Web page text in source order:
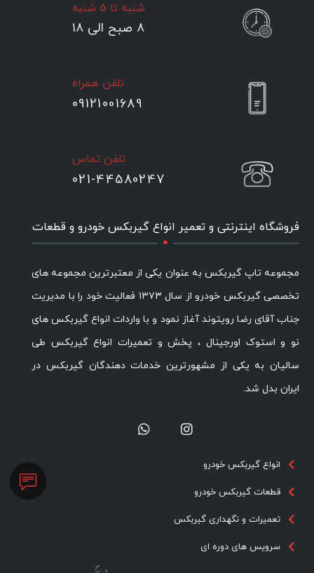
شنبه تا ۵ شنبه
۸ صبح الی ۱۸
تلفن همراه
09121001689
تلفن تماس
021-44580247
فروشگاه اینترنتی و تعمیر انواع گیربکس خودرو و قطعات
.
مجموعه تاپ گیربکس به عنوان یکی از معتبرترین مجموعه های
تخصصی گیربکس خودرو از سال ۱۳۷۳ فعالیت خود را با مدیریت
جناب آقای رضا رویتوند آغاز نمود و با واردات انواع گیربکس های
نو و استوک اورجینال ، پخش و تعمیرات انواع گیربکس طی
سالیان به یکی از مشهورترین خدمات دهندگان گیربکس در
ایران بدل شد.
انواع گیربکس خودرو
قطعات گیربکس خودرو
تعمیرات و نگهداری گیربکس
سرویس های دوره ای